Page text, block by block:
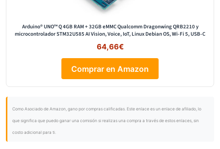
Arduino® UNO™ Q 4GB RAM + 32GB eMMC Qualcomm Dragonwing QRB2210 y
microcontrolador STM32U585 AI Vision, Voice, IoT, Linux Debian OS, Wi-Fi 5, USB-C
64,66€
Comprar en Amazon
Como Asociado de Amazon, gano por compras calificadas. Este enlace es un enlace de afiliado, lo
que significa que puedo ganar una comisión si realizas una compra a través de estos enlaces, sin
costo adicional para ti.